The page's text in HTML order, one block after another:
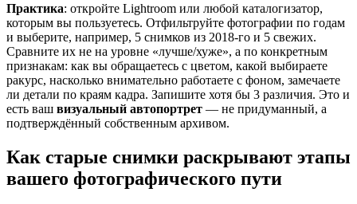
Практика: откройте Lightroom или любой каталогизатор,
которым вы пользуетесь. Отфильтруйте фотографии по годам
и выберите, например, 5 снимков из 2018-го и 5 свежих.
Сравните их не на уровне «лучше/хуже», а по конкретным
признакам: как вы обращаетесь с цветом, какой выбираете
ракурс, насколько внимательно работаете с фоном, замечаете
ли детали по краям кадра. Запишите хотя бы 3 различия. Это и
есть ваш визуальный автопортрет — не придуманный, а
подтверждённый собственным архивом.
Как старые снимки раскрывают этапы
вашего фотографического пути